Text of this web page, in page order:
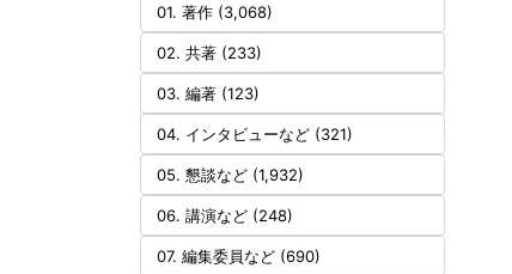
01. 著作 (3,068)
02. 共著 (233)
03. 編著 (123)
04. インタビューなど (321)
05. 懇談など (1,932)
06. 講演など (248)
07. 編集委員など (690)